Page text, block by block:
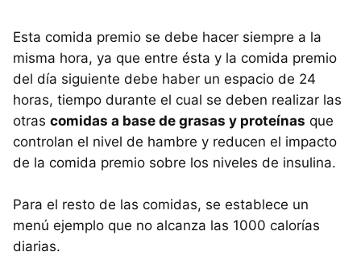
Esta comida premio se debe hacer siempre a la
misma hora, ya que entre ésta y la comida premio
del día siguiente debe haber un espacio de 24
horas, tiempo durante el cual se deben realizar las
otras comidas a base de grasas y proteínas que
controlan el nivel de hambre y reducen el impacto
de la comida premio sobre los niveles de insulina.
Para el resto de las comidas, se establece un
menú ejemplo que no alcanza las 1000 calorías
diarias.